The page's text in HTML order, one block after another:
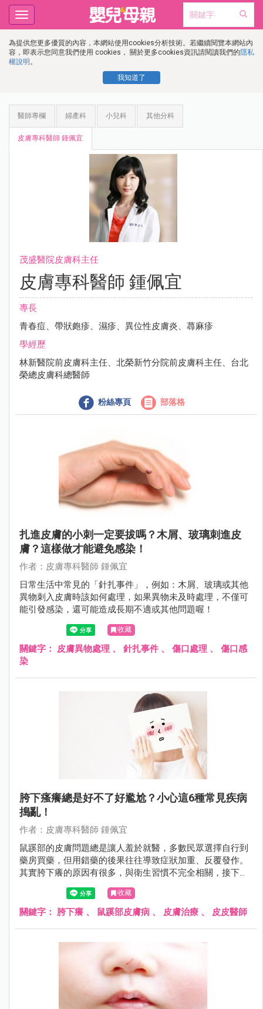
為提供您更多優質的內容，本網站使用cookies分析技術。若繼續閱覽本網站內
容，即表示您同意我們使用 cookies， 關於更多cookies資訊請閱讀我們的隱私
權說明 。
我知道了
Toggle
navigation
醫師專欄 婦產科 小兒科 其他分科
皮膚專科醫師 鍾佩宜
茂盛醫院皮膚科主任
皮膚專科醫師 鍾佩宜
專長
青春痘、帶狀皰疹、濕疹、異位性皮膚炎、蕁麻疹
學經歷
林新醫院前皮膚科主任、北榮新竹分院前皮膚科主任、台北
榮總皮膚科總醫師
粉絲專頁 部落格
扎進皮膚的小刺一定要拔嗎？木屑、玻璃刺進皮
膚？這樣做才能避免感染！
作者：皮膚專科醫師 鍾佩宜
日常生活中常見的「針扎事件」，例如：木屑、玻璃或其他
異物刺入皮膚時該如何處理，如果異物未及時處理，不僅可
能引發感染，還可能造成長期不適或其他問題喔！
收藏
關鍵字： 皮膚異物處理 、 針扎事件 、 傷口處理 、 傷口感
染
胯下瘙癢總是好不了好尷尬？小心這6種常見疾病
搗亂！
作者：皮膚專科醫師 鍾佩宜
鼠蹊部的皮膚問題總是讓人羞於就醫，多數民眾選擇自行到
藥房買藥，但用錯藥的後果往往導致症狀加重、反覆發作。
其實胯下癢的原因有很多，與衛生習慣不完全相關，接下來
皮皮醫師將帶大家了解各種胯下疾病，讓鼠蹊部的「羞羞
病」不再難以啟齒。
收藏
關鍵字： 胯下癢 、 鼠蹊部皮膚病 、 皮膚治療 、 皮皮醫師